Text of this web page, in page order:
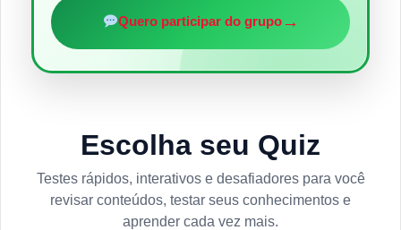
Quero participar do grupo→
Escolha seu Quiz
Testes rápidos, interativos e desafiadores para você
revisar conteúdos, testar seus conhecimentos e
aprender cada vez mais.